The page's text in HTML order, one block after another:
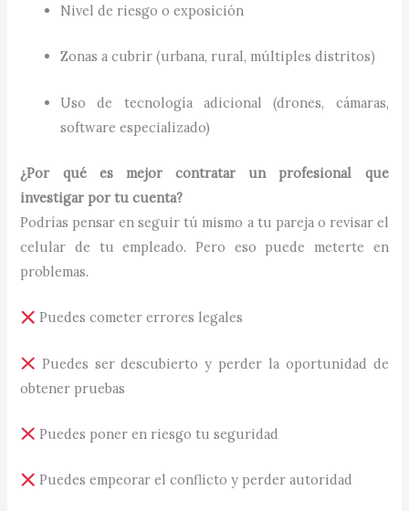
Nivel de riesgo o exposición
Zonas a cubrir (urbana, rural, múltiples distritos)
Uso de tecnología adicional (drones, cámaras,
software especializado)
¿Por qué es mejor contratar un profesional que
investigar por tu cuenta?
Podrías pensar en seguir tú mismo a tu pareja o revisar el
celular de tu empleado. Pero eso puede meterte en
problemas.
Puedes cometer errores legales
Puedes ser descubierto y perder la oportunidad de
obtener pruebas
Puedes poner en riesgo tu seguridad
Puedes empeorar el conflicto y perder autoridad